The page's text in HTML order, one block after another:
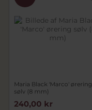
Maria Black 'Marco' ørering
sølv (8 mm)
240,00 kr